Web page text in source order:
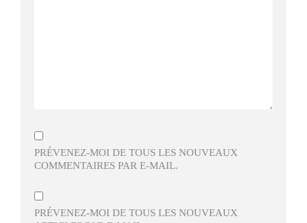
PRÉVENEZ-MOI DE TOUS LES NOUVEAUX
COMMENTAIRES PAR E-MAIL.
PRÉVENEZ-MOI DE TOUS LES NOUVEAUX